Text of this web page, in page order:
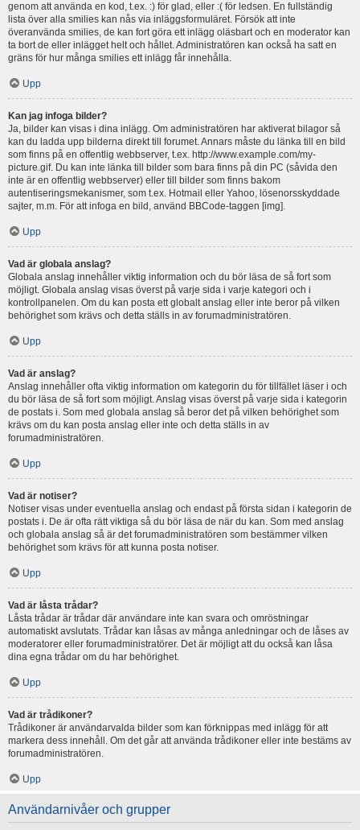
genom att använda en kod, t.ex. :) för glad, eller :( för ledsen. En fullständig
lista över alla smilies kan nås via inläggsformuläret. Försök att inte
överanvända smilies, de kan fort göra ett inlägg oläsbart och en moderator kan
ta bort de eller inlägget helt och hållet. Administratören kan också ha satt en
gräns för hur många smilies ett inlägg får innehålla.
Upp
Kan jag infoga bilder?
Ja, bilder kan visas i dina inlägg. Om administratören har aktiverat bilagor så
kan du ladda upp bilderna direkt till forumet. Annars måste du länka till en bild
som finns på en offentlig webbserver, t.ex. http://www.example.com/my-
picture.gif. Du kan inte länka till bilder som bara finns på din PC (såvida den
inte är en offentlig webbserver) eller till bilder som finns bakom
autentiseringsmekanismer, som t.ex. Hotmail eller Yahoo, lösenorsskyddade
sajter, m.m. För att infoga en bild, använd BBCode-taggen [img].
Upp
Vad är globala anslag?
Globala anslag innehåller viktig information och du bör läsa de så fort som
möjligt. Globala anslag visas överst på varje sida i varje kategori och i
kontrollpanelen. Om du kan posta ett globalt anslag eller inte beror på vilken
behörighet som krävs och detta ställs in av forumadministratören.
Upp
Vad är anslag?
Anslag innehåller ofta viktig information om kategorin du för tillfället läser i och
du bör läsa de så fort som möjligt. Anslag visas överst på varje sida i kategorin
de postats i. Som med globala anslag så beror det på vilken behörighet som
krävs om du kan posta anslag eller inte och detta ställs in av
forumadministratören.
Upp
Vad är notiser?
Notiser visas under eventuella anslag och endast på första sidan i kategorin de
postats i. De är ofta rätt viktiga så du bör läsa de när du kan. Som med anslag
och globala anslag så är det forumadministratören som bestämmer vilken
behörighet som krävs för att kunna posta notiser.
Upp
Vad är låsta trådar?
Låsta trådar är trådar där användare inte kan svara och omröstningar
automatiskt avslutats. Trådar kan låsas av många anledningar och de låses av
moderatorer eller forumadministratörer. Det är möjligt att du också kan låsa
dina egna trådar om du har behörighet.
Upp
Vad är trådikoner?
Trådikoner är användarvalda bilder som kan förknippas med inlägg för att
markera dess innehåll. Om det går att använda trådikoner eller inte bestäms av
forumadministratören.
Upp
Användarnivåer och grupper